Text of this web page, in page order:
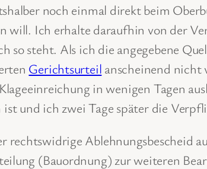
noch einmal direkt beim
will. Ich erhalte daraufhin von der
so steht. Als ich die angegebene
Gerichtsurteil anscheinend nicht
in wenigen Tagen
und ich zwei Tage später die
rechtswidrige Ablehnungsbescheid
(Bauordnung) zur weiteren